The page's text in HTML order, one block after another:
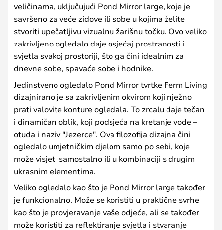
veličinama, uključujući Pond Mirror large, koje je
savršeno za veće zidove ili sobe u kojima želite
stvoriti upečatljivu vizualnu žarišnu točku. Ovo veliko
zakrivljeno ogledalo daje osjećaj prostranosti i
svjetla svakoj prostoriji, što ga čini idealnim za
dnevne sobe, spavaće sobe i hodnike.
Jedinstveno ogledalo Pond Mirror tvrtke Ferm Living
dizajnirano je sa zakrivljenim okvirom koji nježno
prati valovite konture ogledala. To zrcalu daje tečan
i dinamičan oblik, koji podsjeća na kretanje vode –
otuda i naziv "Jezerce". Ova filozofija dizajna čini
ogledalo umjetničkim djelom samo po sebi, koje
može visjeti samostalno ili u kombinaciji s drugim
ukrasnim elementima.
Veliko ogledalo kao što je Pond Mirror large također
je funkcionalno. Može se koristiti u praktične svrhe
kao što je provjeravanje vaše odjeće, ali se također
može koristiti za reflektiranje svjetla i stvaranje